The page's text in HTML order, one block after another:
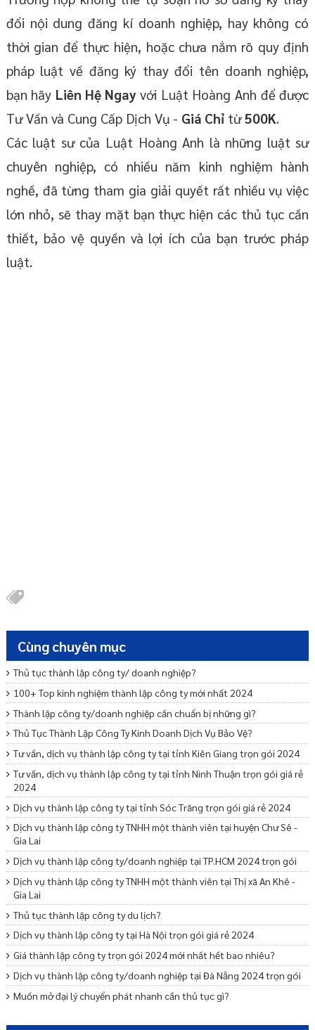
đổi nội dung đăng kí doanh nghiệp, hay không có
thời gian để thực hiện, hoặc chưa nắm rõ quy định
pháp luật về đăng ký thay đổi tên doanh nghiệp,
bạn hãy Liên Hệ Ngayvới Luật Hoàng Anh để được
Tư Vấn và Cung Cấp Dịch Vụ - Giá Chỉtừ500K.
Các luật sư của Luật Hoàng Anh là những luật sư
chuyên nghiệp, có nhiều năm kinh nghiệm hành
nghề, đã từng tham gia giải quyết rất nhiều vụ việc
lớn nhỏ, sẽ thay mặt bạn thực hiện các thủ tục cần
thiết, bảo vệ quyền và lợi ích của bạn trước pháp
luật.
Cùng chuyên mục
Thủ tục thành lập công ty/ doanh nghiệp?
100+ Top kinh nghiệm thành lập công ty mới nhất 2024
Thành lập công ty/doanh nghiệp cần chuẩn bị những gì?
Thủ Tục Thành Lập Công Ty Kinh Doanh Dịch Vụ Bảo Vệ?
Tư vấn, dịch vụ thành lập công ty tại tỉnh Kiên Giang trọn gói 2024
Tư vấn, dịch vụ thành lập công ty tại tỉnh Ninh Thuận trọn gói giá rẻ
2024
Dịch vụ thành lập công ty tại tỉnh Sóc Trăng trọn gói giá rẻ 2024
Dịch vụ thành lập công ty TNHH một thành viên tại huyện Chư Sê -
Gia Lai
Dịch vụ thành lập công ty/doanh nghiệp tại TP.HCM 2024 trọn gói
Dịch vụ thành lập công ty TNHH một thành viên tại Thị xã An Khê -
Gia Lai
Thủ tục thành lập công ty du lịch?
Dịch vụ thành lập công ty tại Hà Nội trọn gói giá rẻ 2024
Giá thành lập công ty trọn gói 2024 mới nhất hết bao nhiêu?
Dịch vụ thành lập công ty/doanh nghiệp tại Đà Nẵng 2024 trọn gói
Muốn mở đại lý chuyển phát nhanh cần thủ tục gì?